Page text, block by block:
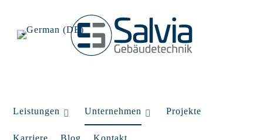
Leistungen Unternehmen Projekte